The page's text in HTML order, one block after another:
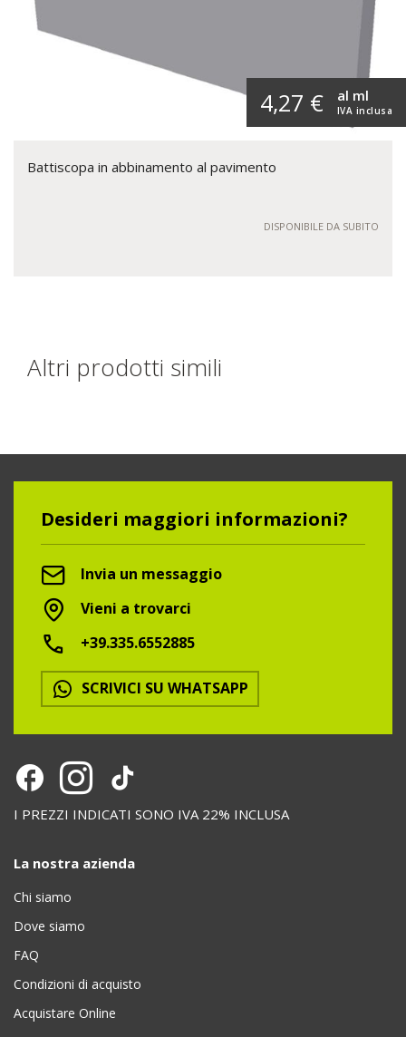
4,27 € IVA inclusa
al ml
Battiscopa in abbinamento al pavimento
DISPONIBILE DA SUBITO
Altri prodotti simili
Desideri maggiori informazioni?
Invia un messaggio
Vieni a trovarci
+39.335.6552885
SCRIVICI SU WHATSAPP
I PREZZI INDICATI SONO IVA 22% INCLUSA
La nostra azienda
Chi siamo
Dove siamo
FAQ
Condizioni di acquisto
Acquistare Online